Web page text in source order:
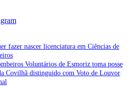
fazer nascer licenciatura em Ciências de
Voluntários de Esmoriz toma posse
Covilhã distinguido com Voto de Louvor